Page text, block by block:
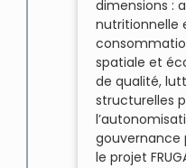
dimensions :
nutritionnelle
spatiale et
de qualité,
structurelles
gouvernance
le projet